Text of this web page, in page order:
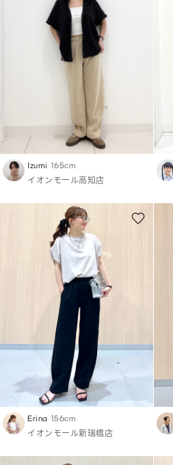
Izumi 165cm
イオンモール高知店
Erina 156cm
イオンモール新瑞橋店